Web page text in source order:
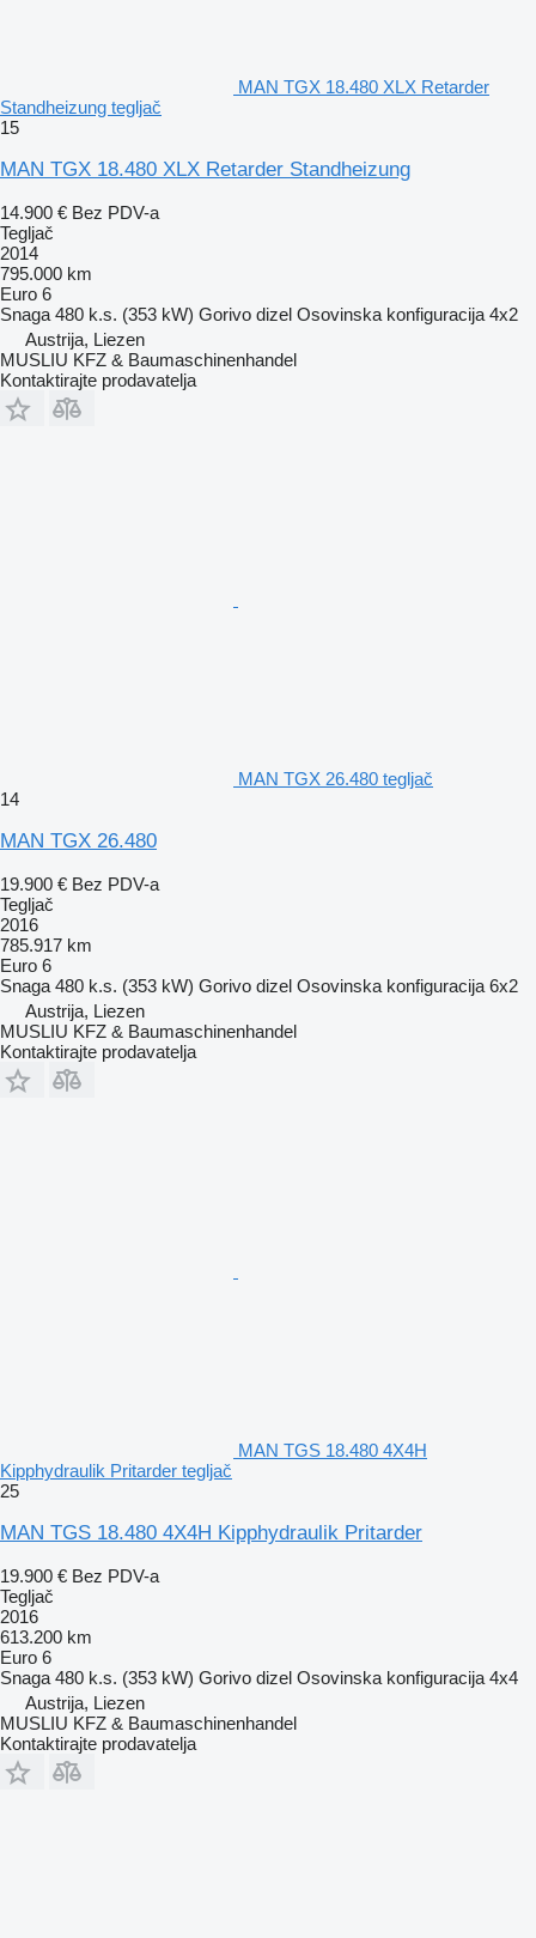
MAN TGX 18.480 XLX Retarder
Standheizung tegljač
15
MAN TGX 18.480 XLX Retarder Standheizung
14.900 € Bez PDV-a
Tegljač
2014
795.000 km
Euro 6
Snaga 480 k.s. (353 kW) Gorivo dizel Osovinska konfiguracija 4x2
Austrija, Liezen
MUSLIU KFZ & Baumaschinenhandel
Kontaktirajte prodavatelja
MAN TGX 26.480 tegljač
14
MAN TGX 26.480
19.900 € Bez PDV-a
Tegljač
2016
785.917 km
Euro 6
Snaga 480 k.s. (353 kW) Gorivo dizel Osovinska konfiguracija 6x2
Austrija, Liezen
MUSLIU KFZ & Baumaschinenhandel
Kontaktirajte prodavatelja
MAN TGS 18.480 4X4H
Kipphydraulik Pritarder tegljač
25
MAN TGS 18.480 4X4H Kipphydraulik Pritarder
19.900 € Bez PDV-a
Tegljač
2016
613.200 km
Euro 6
Snaga 480 k.s. (353 kW) Gorivo dizel Osovinska konfiguracija 4x4
Austrija, Liezen
MUSLIU KFZ & Baumaschinenhandel
Kontaktirajte prodavatelja